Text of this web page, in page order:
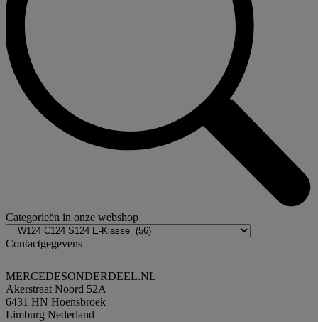
Categorieën in onze webshop
Contactgegevens
MERCEDESONDERDEEL.NL
Akerstraat Noord 52A
6431 HN Hoensbroek
Limburg Nederland